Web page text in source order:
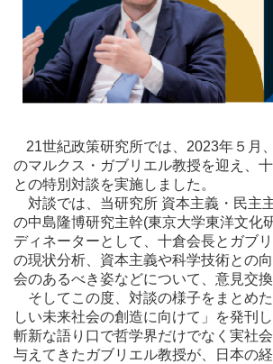
21世紀政策研究所では、2023年５月
のマルクス・ガブリエル教授を迎え、
との特別対談を実施しました。
対談では、当研究所 資本主義・民主
の中島隆博研究主幹(東京大学東洋文化
ディネーターとして、十倉会長とガブ
の現状分析、資本主義や科学技術との
会のあるべき姿などについて、意見交換
そしてこの度、対談の様子をまとめ
しい未来社会の創造に向けて」を発刊
斬新な語り口で哲学界だけでなく実社
与えてきたガブリエル教授が、日本の